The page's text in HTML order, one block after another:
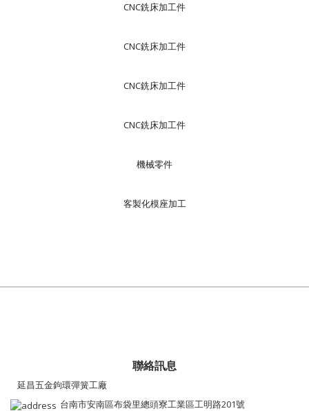
CNC銑床加工件
CNC銑床加工件
CNC銑床加工件
CNC銑床加工件
機械零件
客製化模座加工
聯絡訊息
延昌五金鉤環彈簧工廠
台南市安南區布袋里總頭寮工業區工明路201號